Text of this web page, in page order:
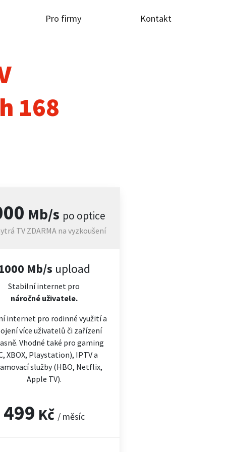
Pro firmy Kontakt
168
Mb/s po optice
TV ZDARMA na vyzkoušení
Mb/s upload
Stabilní internet pro
náročnéuživatele.
internet pro rodinné využití a
více uživatelů či zařízení
Vhodné také pro gaming
XBOX, Playstation), IPTV a
služby (HBO, Netflix,
Apple TV).
499 Kč / měsíc